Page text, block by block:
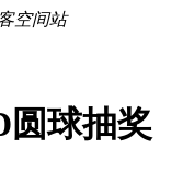
圆球抽奖